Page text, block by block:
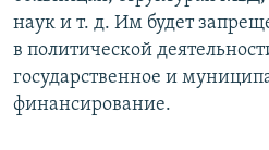
наук и т. д. Им будет
в политической
государственное и
финансирование.